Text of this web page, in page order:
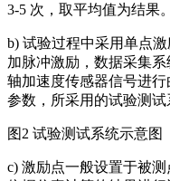
3-5 次，取平均值为结果。
b) 试验过程中采用单点
加脉冲激励，数据采集
轴加速度传感器信号进
参数，所采用的试验测试
图2 试验测试系统示意图
c) 激励点一般设置于被